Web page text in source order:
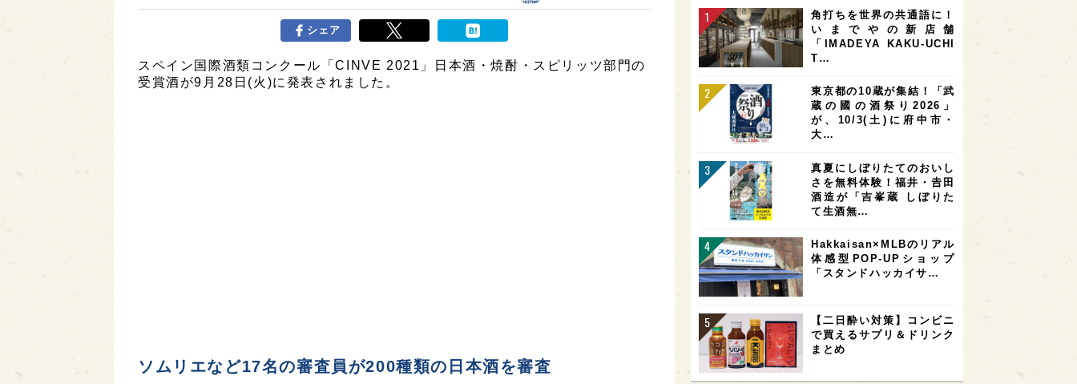
シェア
スペイン国際酒類コンクール「CINVE 2021」日本酒・焼酎・スピリッツ部門の
受賞酒が9月28日(火)に発表されました。
ソムリエなど17名の審査員が200種類の日本酒を審査
角打ちを世界の共通語に！
いまでやの新店舗
「IMADEYA KAKU-UCHI
T…
東京都の10蔵が集結！「武
蔵の國の酒祭り2026」
が、10/3(土)に府中市・
大…
真夏にしぼりたてのおいし
さを無料体験！福井・𠮷田
酒造が「吉峯蔵 しぼりた
て生酒無…
Hakkaisan×MLBのリアル
体感型POP-UPショップ
「スタンドハッカイサ…
【二日酔い対策】コンビニ
で買えるサプリ＆ドリンク
まとめ